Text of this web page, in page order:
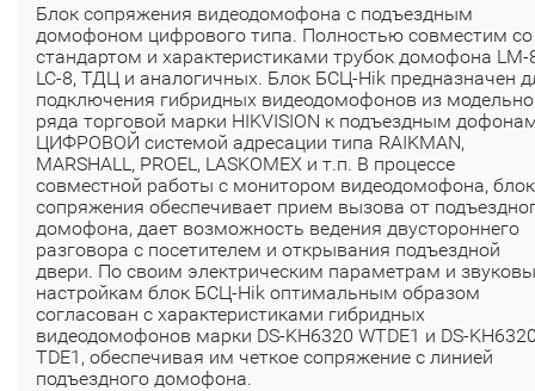
Блок сопряжения видеодомофона с подъездным
домофоном цифрового типа. Полностью совместим со
стандартом и характеристиками трубок домофона LM-
LC-8, ТДЦ и аналогичных. Блок БСЦ-Hik предназначен
подключения гибридных видеодомофонов из
ряда торговой марки HIKVISION к подъездным
ЦИФРОВОЙ системой адресации типа RAIKMAN,
MARSHALL, PROEL, LASKOMEX и т.п. В процессе
совместной работы с монитором видеодомофона, блок
сопряжения обеспечивает прием вызова от
домофона, дает возможность ведения двустороннего
разговора с посетителем и открывания подъездной
двери. По своим электрическим параметрам и
настройкам блок БСЦ-Hik оптимальным образом
согласован с характеристиками гибридных
видеодомофонов марки DS-KH6320 WTDE1 и DS-
TDE1, обеспечивая им четкое сопряжение с линией
подъездного домофона.